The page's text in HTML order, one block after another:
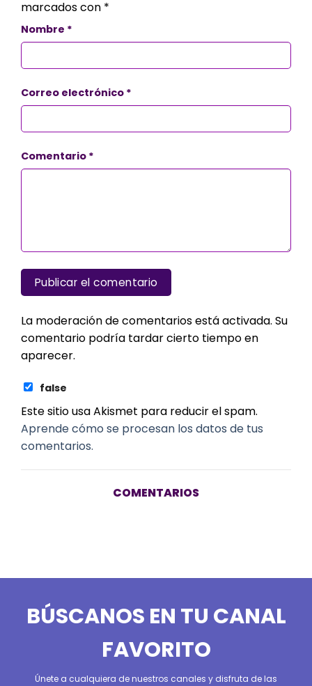
marcados con *
Nombre *
Correo electrónico *
Comentario *
La moderación de comentarios está activada. Su
comentario podría tardar cierto tiempo en
aparecer.
false
Este sitio usa Akismet para reducir el spam.
Aprende cómo se procesan los datos de tus
comentarios.
COMENTARIOS
BÚSCANOS EN TU CANAL
FAVORITO
Únete a cualquiera de nuestros canales y disfruta de las